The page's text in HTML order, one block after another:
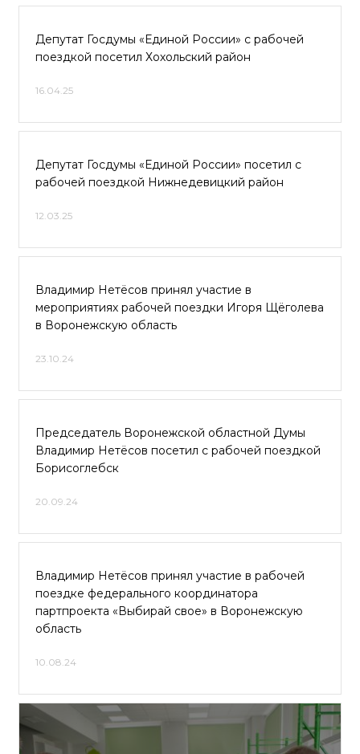
Депутат Госдумы «Единой России» с рабочей
поездкой посетил Хохольский район
16.04.25
Депутат Госдумы «Единой России» посетил с
рабочей поездкой Нижнедевицкий район
12.03.25
Владимир Нетёсов принял участие в
мероприятиях рабочей поездки Игоря Щёголева
в Воронежскую область
23.10.24
Председатель Воронежской областной Думы
Владимир Нетёсов посетил с рабочей поездкой
Борисоглебск
20.09.24
Владимир Нетёсов принял участие в рабочей
поездке федерального координатора
партпроекта «Выбирай свое» в Воронежскую
область
10.08.24